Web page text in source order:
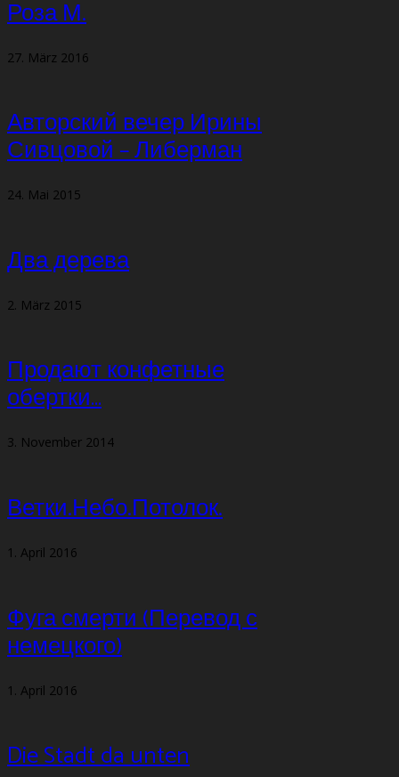
Роза М.
27. März 2016
Авторский вечер Ирины
Сивцовой – Либерман
24. Mai 2015
Два дерева
2. März 2015
Продают конфетные
обертки…
3. November 2014
Ветки.Небо.Потолок.
1. April 2016
Фуга смерти (Перевод с
немецкого)
1. April 2016
Die Stadt da unten